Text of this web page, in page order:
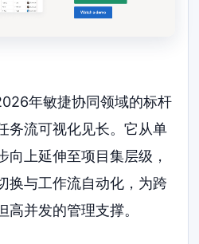
年敏捷协同领域的标杆
务流可视化见长。它从单
向上延伸至项目集层级，
换与工作流自动化，为跨
高并发的管理支撑。